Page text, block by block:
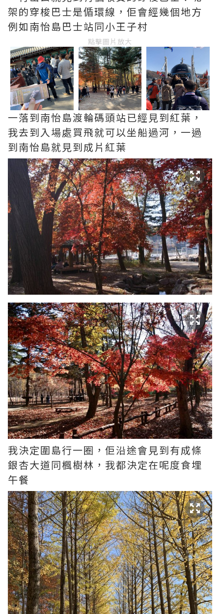
架的穿梭巴士是偱環線，佢會經幾個地方
例如南怡島巴士站同小王子村
點擊圖片放大
一落到南怡島渡輪碼頭站已經見到紅葉，
我去到入場處買飛就可以坐船過河，一過
到南怡島就見到成片紅葉
我決定圍島行一圈，佢沿途會見到有成條
銀杏大道同楓樹林，我都決定在呢度食埋
午餐